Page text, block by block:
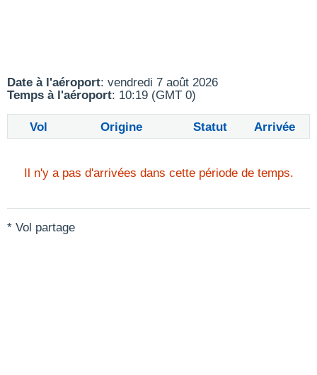
Date à l'aéroport: vendredi 7 août 2026
Temps à l'aéroport: 10:19 (GMT 0)
Vol Origine Statut Arrivée
Il n'y a pas d'arrivées dans cette période de temps.
* Vol partage